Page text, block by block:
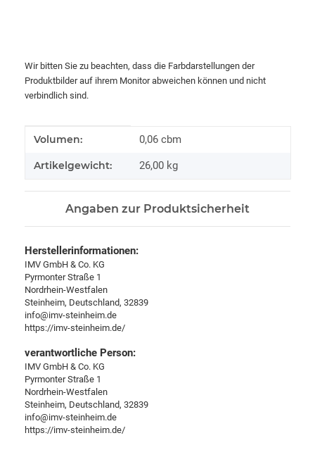
Wir bitten Sie zu beachten, dass die Farbdarstellungen der
Produktbilder auf ihrem Monitor abweichen können und nicht
verbindlich sind.
Produkteigenschaft
Wert
Volumen: 0,06 cbm
Artikelgewicht: 26,00 kg
Angaben zur Produktsicherheit
Herstellerinformationen:
IMV GmbH & Co. KG
Pyrmonter Straße 1
Nordrhein-Westfalen
Steinheim, Deutschland, 32839
info@imv-steinheim.de
https://imv-steinheim.de/
verantwortliche Person:
IMV GmbH & Co. KG
Pyrmonter Straße 1
Nordrhein-Westfalen
Steinheim, Deutschland, 32839
info@imv-steinheim.de
https://imv-steinheim.de/